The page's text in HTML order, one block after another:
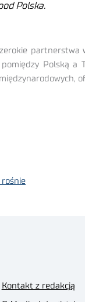
Polska.
Polską a
rośnie
Kontakt z redakcją